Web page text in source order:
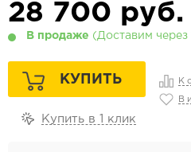
28 700 руб.
В продаже (Доставим через
КУПИТЬ К
В
Купить в 1 клик